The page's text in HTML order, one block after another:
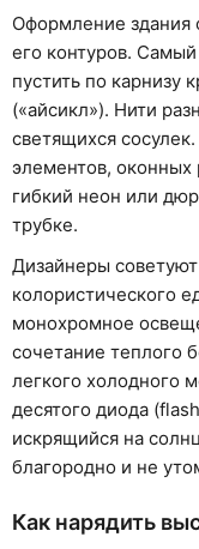
Оформление здания
его контуров.
пустить по карнизу
(«айсикл»). Нити
светящихся
элементов, оконных
гибкий неон или
трубке.
Дизайнеры
колористического
монохромное
сочетание теплого
легкого холодного
десятого диода
искрящийся на
благородно и не
Как нарядить